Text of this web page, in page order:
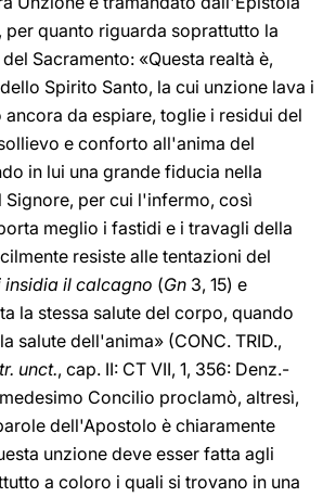
per quanto riguarda soprattutto la
Sacramento: «Questa realtà è,
Spirito Santo, la cui unzione lava i
ancora da espiare, toglie i residui del
e conforto all'anima del
in lui una grande fiducia nella
per cui l'infermo, così
meglio i fastidi e i travagli della
resiste alle tentazioni del
insidia il calcagno (Gn 3, 15) e
la stessa salute del corpo, quando
salute dell'anima» (CONC. TRID.,
unct., cap. II: CT VII, 1, 356: Denz.-
Concilio proclamò, altresì,
dell'Apostolo è chiaramente
unzione deve esser fatta agli
a coloro i quali si trovano in una